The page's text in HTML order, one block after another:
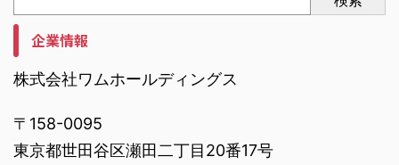
企業情報
株式会社ワムホールディングス
〒158-0095
東京都世田谷区瀬田二丁目20番17号